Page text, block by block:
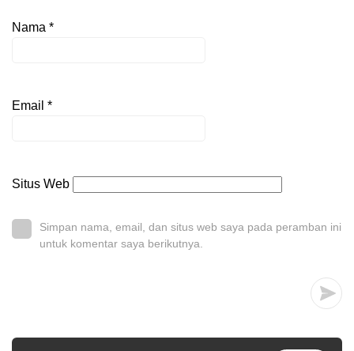
Nama *
Email *
Situs Web
Simpan nama, email, dan situs web saya pada peramban ini
untuk komentar saya berikutnya.